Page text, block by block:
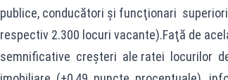
publice, conducători și funcţionari superiori
respectiv 2.300 locuri vacante).Faţă de
semnificative creşteri ale ratei locurilor